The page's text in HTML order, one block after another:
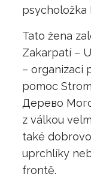
psycholožka
Tato žena
Zakarpatí –
– organizaci
pomoc
Дерево
z válkou
také
uprchlíky
frontě.